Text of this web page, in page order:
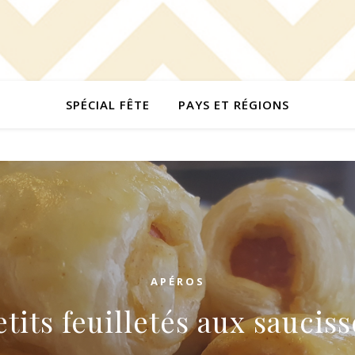
SPÉCIAL FÊTE PAYS ET RÉGIONS
APÉROS
feuilletés aux